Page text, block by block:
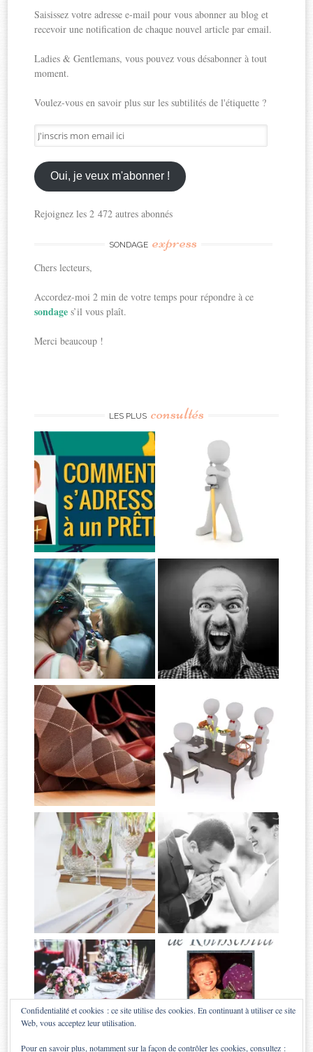
Saisissez votre adresse e-mail pour vous abonner au blog et
recevoir une notification de chaque nouvel article par email.
Ladies & Gentlemans, vous pouvez vous désabonner à tout
moment.
Voulez-vous en savoir plus sur les subtilités de l'étiquette ?
J'inscris
mon
email
ici
Oui, je veux m'abonner !
Rejoignez les 2 472 autres abonnés
SONDAGE express
Chers lecteurs,
Accordez-moi 2 min de votre temps pour répondre à ce
sondages’il vous plaît.
Merci beaucoup !
LES PLUS consultés
Confidentialité et cookies : ce site utilise des cookies. En continuant à utiliser ce site
Web, vous acceptez leur utilisation.
Pour en savoir plus, notamment sur la façon de contrôler les cookies, consultez :